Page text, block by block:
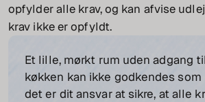
opfylder alle krav, og kan afvise
krav ikke er opfyldt.
Et lille, mørkt rum uden adgang
køkken kan ikke godkendes som
det er dit ansvar at sikre, at alle